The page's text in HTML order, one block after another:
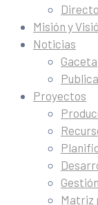
Misión y
Noticias
Gaceta
Proyectos
Matriz